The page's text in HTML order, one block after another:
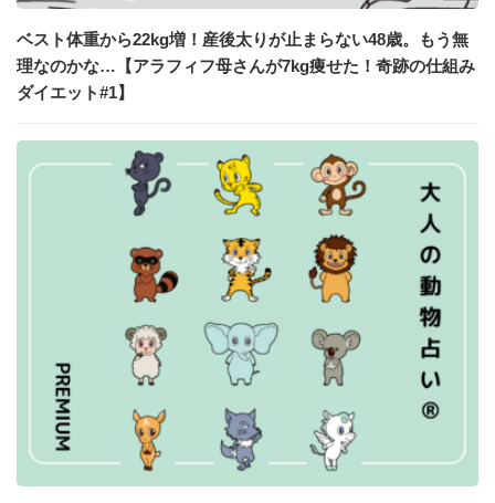
ベスト体重から22kg増！産後太りが止まらない48歳。もう無
理なのかな…【アラフィフ母さんが7kg痩せた！奇跡の仕組み
ダイエット#1】